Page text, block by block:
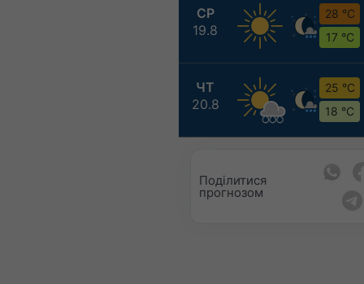
СР
19.8
28 °C
17 °C
ЧТ
20.8
25 °C
18 °C
Поділитися
прогнозом